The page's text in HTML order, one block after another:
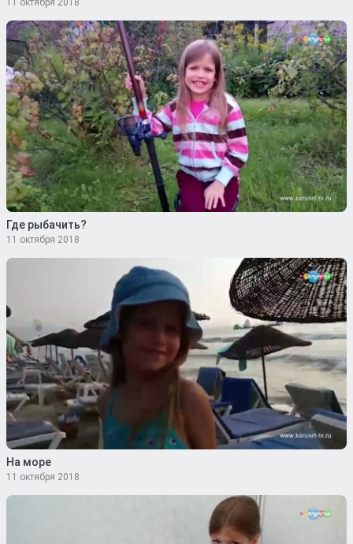
11 октября 2018
Где рыбачить?
11 октября 2018
На море
11 октября 2018